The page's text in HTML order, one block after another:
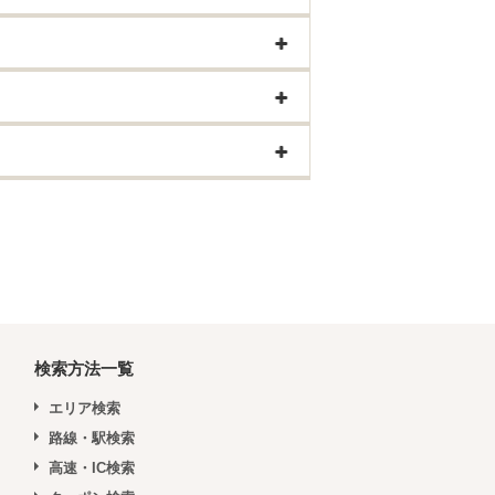
検索方法一覧
エリア検索
路線・駅検索
高速・IC検索